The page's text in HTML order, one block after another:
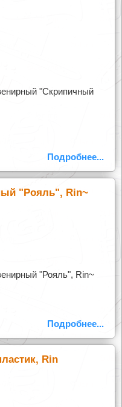
"Скрипичный
Подробнее...
"Рояль", Rin~
"Рояль", Rin~
Подробнее...
Rin